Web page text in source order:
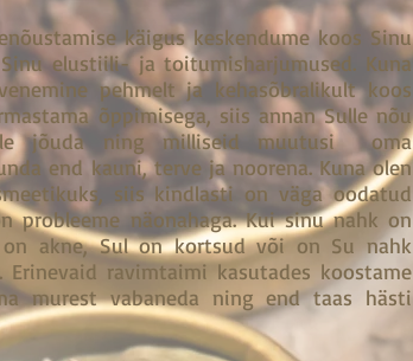
käigus keskendume koos Sinu
elustiili- ja toitumisharjumused. Kuna
pehmelt ja kehasõbralikult koos
õppimisega, siis annan Sulle nõu
jõuda ning milliseid muutusi oma
end kauni, terve ja noorena. Kuna olen
siis kindlasti on väga oodatud
probleeme näonahaga. Kui sinu nahk on
akne, Sul on kortsud või on Su nahk
ravimtaimi kasutades koostame
murest vabaneda ning end taas hästi